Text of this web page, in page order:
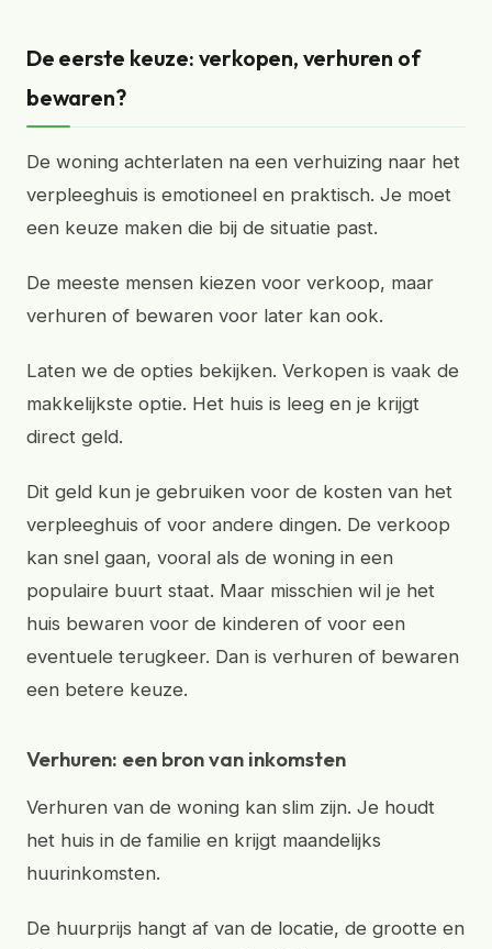
De eerste keuze: verkopen, verhuren of
bewaren?
De woning achterlaten na een verhuizing naar het
verpleeghuis is emotioneel en praktisch. Je moet
een keuze maken die bij de situatie past.
De meeste mensen kiezen voor verkoop, maar
verhuren of bewaren voor later kan ook.
Laten we de opties bekijken. Verkopen is vaak de
makkelijkste optie. Het huis is leeg en je krijgt
direct geld.
Dit geld kun je gebruiken voor de kosten van het
verpleeghuis of voor andere dingen. De verkoop
kan snel gaan, vooral als de woning in een
populaire buurt staat. Maar misschien wil je het
huis bewaren voor de kinderen of voor een
eventuele terugkeer. Dan is verhuren of bewaren
een betere keuze.
Verhuren: een bron van inkomsten
Verhuren van de woning kan slim zijn. Je houdt
het huis in de familie en krijgt maandelijks
huurinkomsten.
De huurprijs hangt af van de locatie, de grootte en